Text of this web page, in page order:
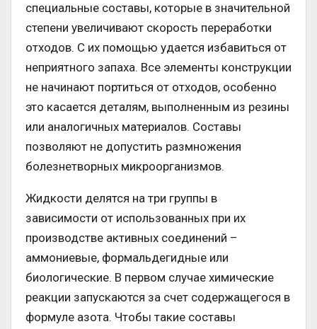
специальные составы, которые в значительной
степени увеличивают скорость переработки
отходов. С их помощью удается избавиться от
неприятного запаха. Все элементы конструкции
не начинают портиться от отходов, особенно
это касается деталям, выполненным из резины
или аналогичных материалов. Составы
позволяют не допустить размножения
болезнетворных микроорганизмов.
Жидкости делятся на три группы в
зависимости от использованных при их
производстве активных соединений –
аммониевые, формальдегидные или
биологические. В первом случае химические
реакции запускаются за счет содержащегося в
формуле азота. Чтобы такие составы